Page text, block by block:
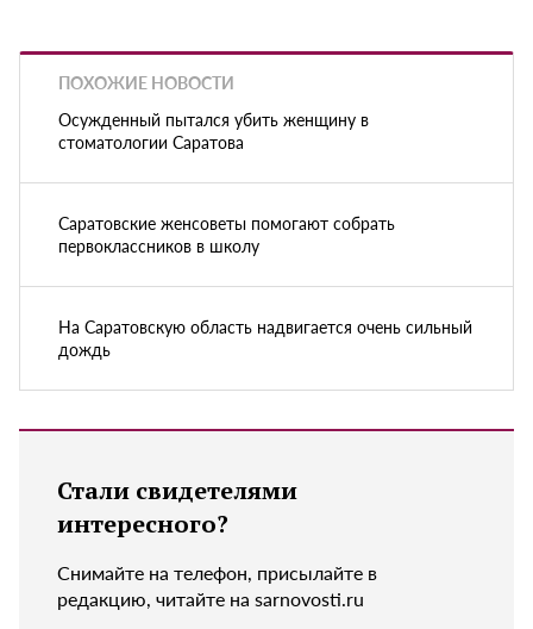
ПОХОЖИЕ НОВОСТИ
Осужденный пытался убить женщину в
стоматологии Саратова
Саратовские женсоветы помогают собрать
первоклассников в школу
На Саратовскую область надвигается очень сильный
дождь
Стали свидетелями
интересного?
Снимайте на телефон, присылайте в
редакцию, читайте на sarnovosti.ru